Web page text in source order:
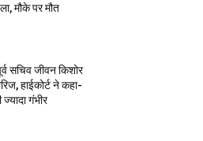
मौके पर मौत
सचिव जीवन किशोर
हाईकोर्ट ने कहा-
गंभीर